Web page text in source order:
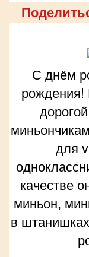
С днём
рождения!
для
качестве
миньон,
в